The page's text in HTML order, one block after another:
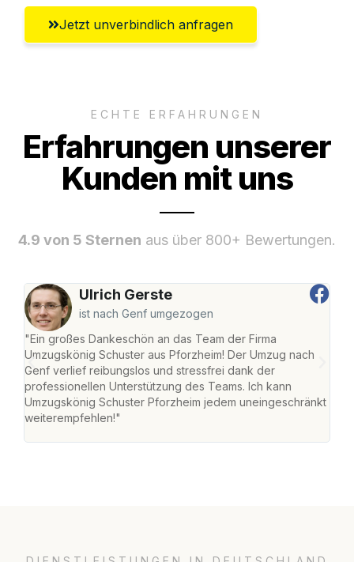
Jetzt unverbindlich anfragen
ECHTE ERFAHRUNGEN
Erfahrungen unserer
Kunden mit uns
4.9 von 5 Sternen aus über 800+ Bewertungen.
Ulrich Gerste
ist nach Genf umgezogen
"Ein großes Dankeschön an das Team der Firma
Umzugskönig Schuster aus Pforzheim! Der Umzug nach
Genf verlief reibungslos und stressfrei dank der
professionellen Unterstützung des Teams. Ich kann
Umzugskönig Schuster Pforzheim jedem uneingeschränkt
weiterempfehlen!"